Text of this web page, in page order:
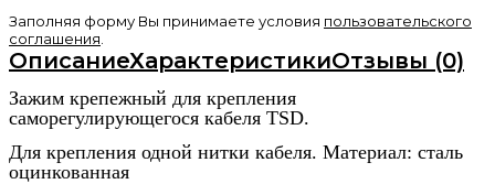
Заполняя форму Вы принимаете условия пользовательского
соглашения
ОписаниеХарактеристикиОтзывы (0)
Зажим крепежный для крепления
саморегулирующегося кабеля TSD.
Для крепления одной нитки кабеля. Материал: сталь
оцинкованная